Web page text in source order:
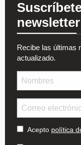
newsletter
Recibe las últimas
actualizado.
Acepto política